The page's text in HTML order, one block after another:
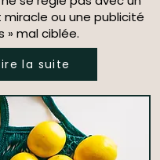
ou une publicité
» mal ciblée.
la suite